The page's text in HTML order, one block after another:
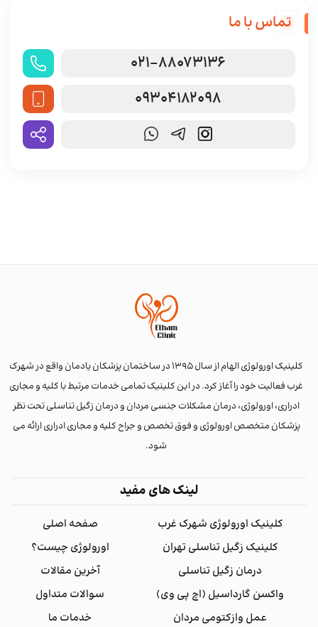
تماس با ما
021-88073136
09304182098
کلینیک اورولوژی الهام از سال 1395 در ساختمان پزشکان یادمان واقع در شهرک
غرب فعالیت خود را آغاز کرد. در این کلینیک تمامی خدمات مرتبط با کلیه و مجاری
ادراری، اورولوژی، درمان مشکلات جنسی مردان و درمان زگیل تناسلی تحت نظر
پزشکان متخصص اورولوژی و فوق تخصص و جراح کلیه و مجاری ادراری ارائه می
شود.
لینک های مفید
کلینیک اورولوژی شهرک غرب
کلینیک زگیل تناسلی تهران
درمان زگیل تناسلی
واکسن گارداسیل (اچ پی وی)
عمل وازکتومی مردان
صفحه اصلی
اورولوژی چیست؟
آخرین مقالات
سوالات متداول
خدمات ما